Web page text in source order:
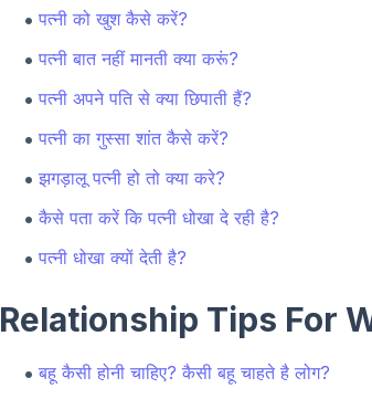
पत्नी को खुश कैसे करें?
पत्नी बात नहीं मानती क्या करूं?
पत्नी अपने पति से क्या छिपाती हैं?
पत्नी का गुस्सा शांत कैसे करें?
झगड़ालू पत्नी हो तो क्या करे?
कैसे पता करें कि पत्नी धोखा दे रही है?
पत्नी धोखा क्यों देती है?
Relationship Tips For
बहू कैसी होनी चाहिए? कैसी बहू चाहते है लोग?